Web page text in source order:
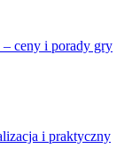
ceny i porady gry
i praktyczny